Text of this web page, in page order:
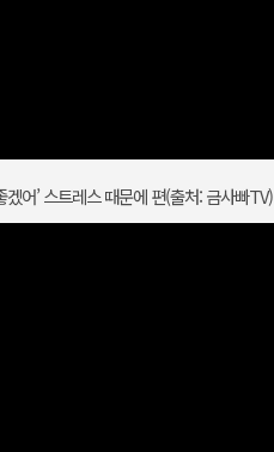
어’ 스트레스 때문에 편(출처: 금사빠TV)